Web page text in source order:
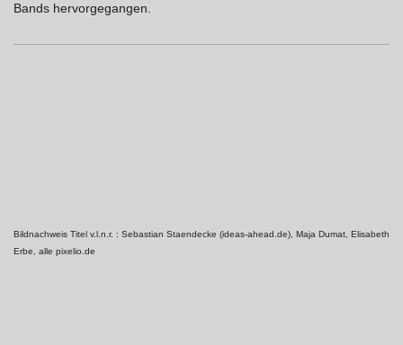
Bands hervorgegangen.
Bildnachweis Titel v.l.n.r. : Sebastian Staendecke (ideas-ahead.de), Maja Dumat, Elisabeth
Erbe, alle pixelio.de